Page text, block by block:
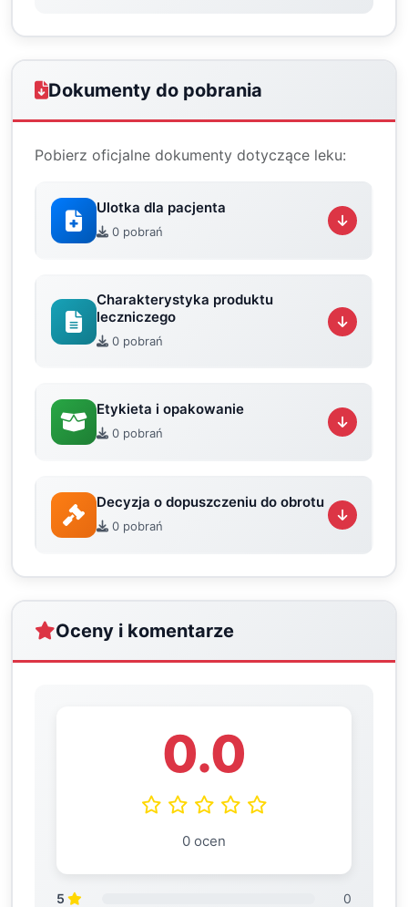
Dokumenty do pobrania
Pobierz oficjalne dokumenty dotyczące leku:
Ulotka dla pacjenta
0 pobrań
Charakterystyka produktu
leczniczego
0 pobrań
Etykieta i opakowanie
0 pobrań
Decyzja o dopuszczeniu do obrotu
0 pobrań
Oceny i komentarze
0.0
0 ocen
5
0